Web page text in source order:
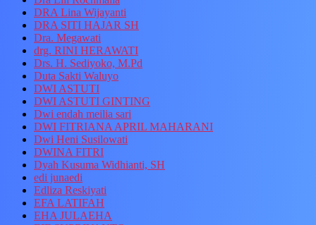
DRA Lina Wijayanti
DRA SITI HAJAR SH
Dra. Megawati
drg. RINI HERAWATI
Drs. H. Sediyoko, M.Pd
Duta Sakti Waluyo
DWI ASTUTI
DWI ASTUTI GINTING
Dwi endah meilia sari
DWI FITRIANA APRIL MAHARANI
Dwi Heni Susilowati
DWINA FITRI
Dyah Kusuma Widhianti, SH
edi junaedi
Edliza Reskiyati
EFA LATIFAH
EHA JULAEHA